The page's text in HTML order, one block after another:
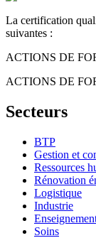
La certification
suivantes :
ACTIONS DE
ACTIONS DE
Secteurs
BTP
Gestion et
Ressources
Rénovation
Logistique
Industrie
Soins